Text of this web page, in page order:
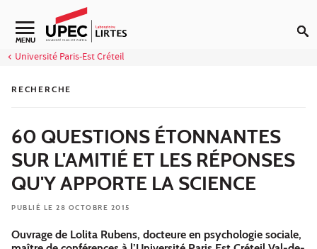
Aller au contenu
Navigation secondaire
MENU
Université Paris-Est Créteil
RECHERCHE
60 QUESTIONS ÉTONNANTES
SUR L'AMITIÉ ET LES RÉPONSES
QU'Y APPORTE LA SCIENCE
PUBLIÉ LE 28 OCTOBRE 2015
Ouvrage de Lolita Rubens, docteure en psychologie sociale,